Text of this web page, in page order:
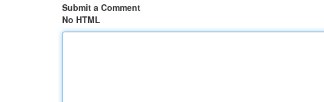
Submit a Comment
No HTML